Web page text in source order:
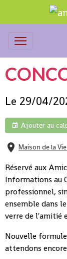
Le 29/04/
Ajouter au
Maison de la
Réservé aux
Informations au
professionnel,
ensemble dans
verre de l'amitié
Nouvelle formule
attendons